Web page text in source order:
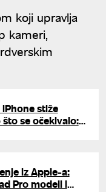
koji upravlja
kameri,
stiže
se očekivalo:
iz Apple-a:
Pro modeli i